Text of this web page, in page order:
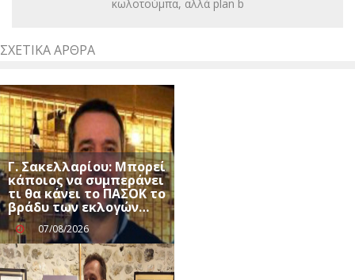
κωλοτούμπα, αλλά plan b
ΣΧΕΤΙΚΆ ΆΡΘΡΑ
Γ. Σακελλαρίου: Μπορεί
κάποιος να συμπεράνει
τι θα κάνει το ΠΑΣΟΚ το
βράδυ των εκλογών…
07/08/2026